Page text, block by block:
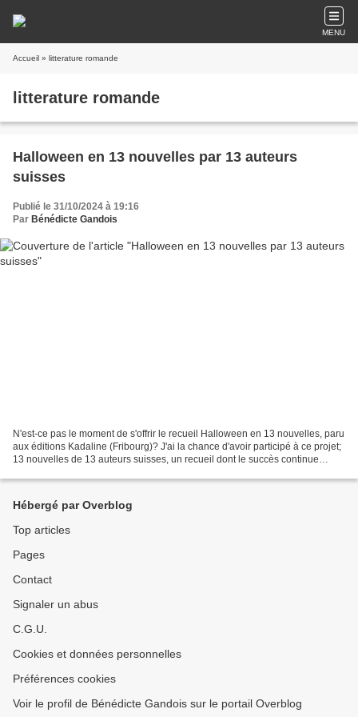
MENU
Accueil » litterature romande
litterature romande
Halloween en 13 nouvelles par 13 auteurs
suisses
Publié le 31/10/2024 à 19:16
Par Bénédicte Gandois
N'est-ce pas le moment de s'offrir le recueil Halloween en 13 nouvelles, paru
aux éditions Kadaline (Fribourg)? J'ai la chance d'avoir participé à ce projet;
13 nouvelles de 13 auteurs suisses, un recueil dont le succès continue
Hébergé par Overblog
Top articles
Pages
Contact
Signaler un abus
C.G.U.
Cookies et données personnelles
Préférences cookies
Voir le profil de Bénédicte Gandois sur le portail Overblog